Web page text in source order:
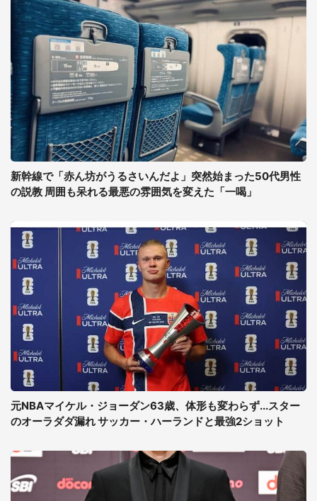
新幹線で「赤ん坊がうるさいんだよ」突然始まった50代男性
の説教 周囲も呆れる最悪の雰囲気を変えた「一喝」
元NBAマイケル・ジョーダン63歳、体形も変わらず...スター
のオーラダダ漏れ サッカー・ハーランドと最強2ショット